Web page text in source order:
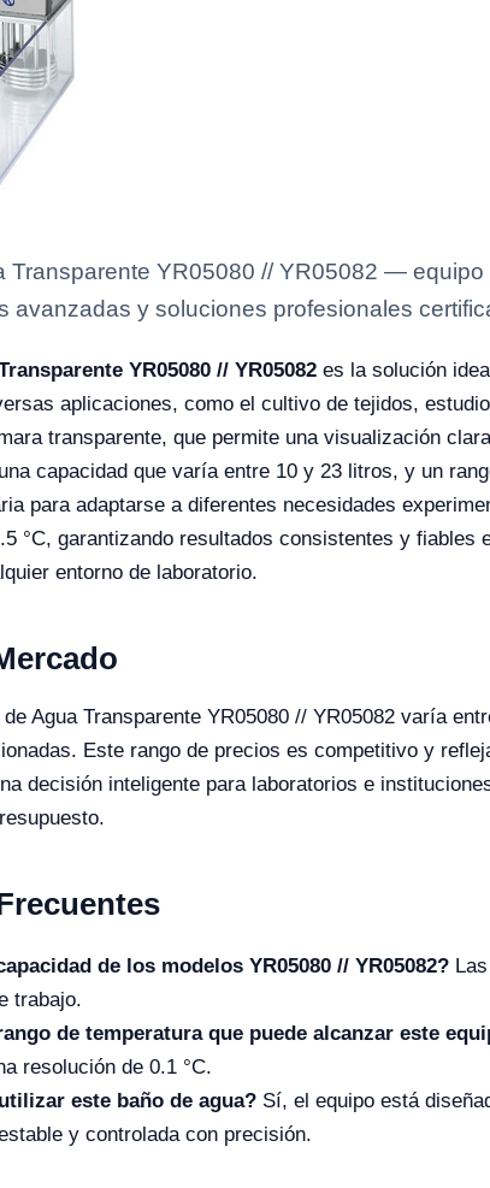
Transparente YR05080 // YR05082 —
avanzadas y soluciones profesionales
YR05080 // YR05082 es la solución
aplicaciones, como el cultivo de tejidos,
transparente, que permite una visualización
capacidad que varía entre 10 y 23 litros, y un
para adaptarse a diferentes necesidades
°C, garantizando resultados consistentes y
entorno de laboratorio.
Agua Transparente YR05080 // YR05082 varía
Este rango de precios es competitivo y
decisión inteligente para laboratorios e
de los modelos YR05080 // YR05082?
trabajo.
de temperatura que puede alcanzar este
resolución de 0.1 °C.
este baño de agua? Sí, el equipo está
y controlada con precisión.